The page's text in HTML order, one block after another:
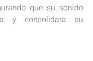
que su sonido
y consolidara su